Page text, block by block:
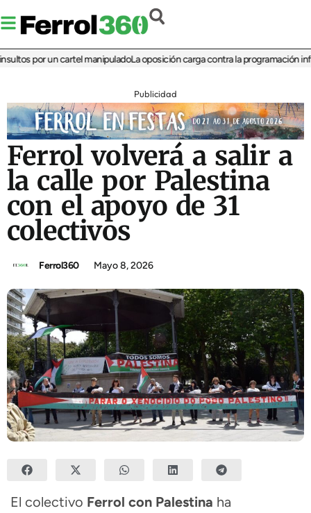
por un cartel manipuladoLa oposición carga contra la programación
Publicidad
Ferrol volverá a salir a
la calle por Palestina
con el apoyo de 31
colectivos
Ferrol360 Mayo 8, 2026
El colectivo Ferrol con Palestina ha